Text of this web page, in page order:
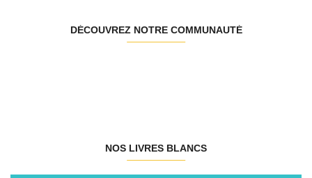
DÉCOUVREZ NOTRE COMMUNAUTÉ
NOS LIVRES BLANCS